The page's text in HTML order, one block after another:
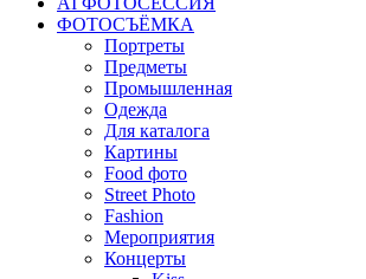
ФОТОСЪЁМКА
Портреты
Предметы
Промышленная
Одежда
Для каталога
Картины
Food фото
Street Photo
Fashion
Мероприятия
Концерты